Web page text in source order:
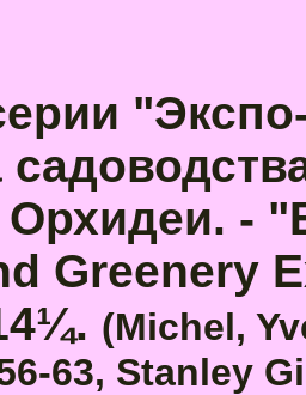
Орхидеи. -
Greenery
(Michel,
63, Stanley